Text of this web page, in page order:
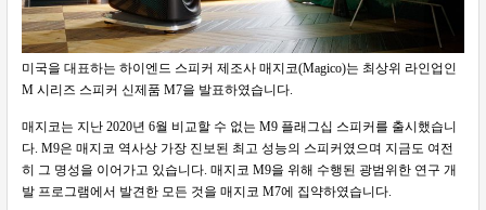
미국을 대표하는 하이엔드 스피커 제조사 매지코(Magico)는 최상위 라인업인
M 시리즈 스피커 신제품 M7을 발표하였습니다.
매지코는 지난 2020년 6월 비교할 수 없는 M9 플래그십 스피커를 출시했습니
다. M9은 매지코 역사상 가장 진보된 최고 성능의 스피커였으며 지금도 여전
히 그 명성을 이어가고 있습니다. 매지코 M9을 위해 수행된 광범위한 연구 개
발 프로그램에서 발견한 모든 것을 매지코 M7에 집약하였습니다.